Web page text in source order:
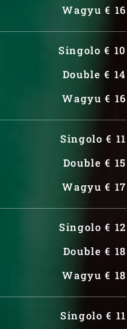
Wagyu € 16
Singolo € 10
Double € 14
Wagyu € 16
Singolo € 11
Double € 15
Wagyu € 17
Singolo € 12
Double € 18
Wagyu € 18
Singolo € 11